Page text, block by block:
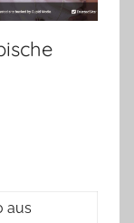
aus